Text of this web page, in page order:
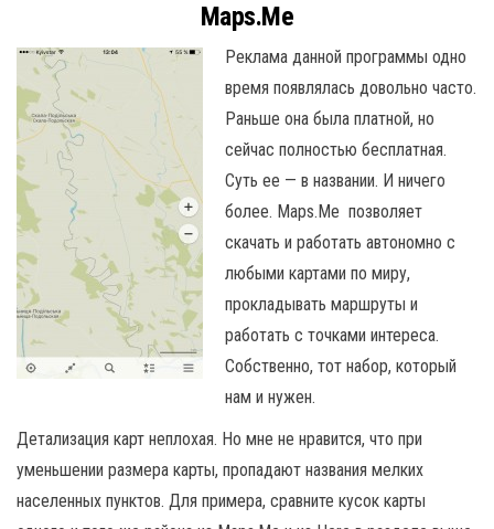
Maps.Me
Реклама данной программы одно
время появлялась довольно часто.
Раньше она была платной, но
сейчас полностью бесплатная.
Суть ее — в названии. И ничего
более. Maps.Me позволяет
скачать и работать автономно с
любыми картами по миру,
прокладывать маршруты и
работать с точками интереса.
Собственно, тот набор, который
нам и нужен.
Детализация карт неплохая. Но мне не нравится, что при
уменьшении размера карты, пропадают названия мелких
населенных пунктов. Для примера, сравните кусок карты